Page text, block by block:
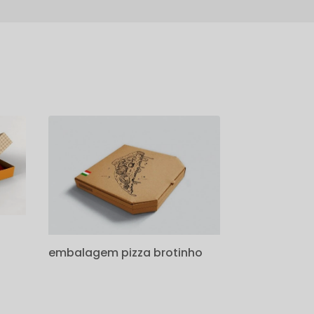
embalagem pizza brotinho